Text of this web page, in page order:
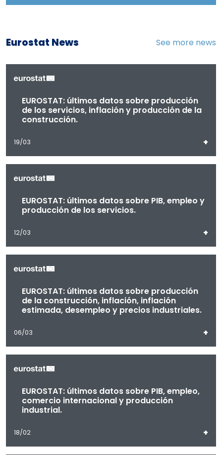
Eurostat News See more news
EUROSTAT: últimos datos sobre producción
de los servicios, inflación y producción de la
construcción.
19/03 +
EUROSTAT: últimos datos sobre PIB, empleo y
producción de los servicios.
12/03 +
EUROSTAT: últimos datos sobre producción
de la construcción, inflación, inflación
estimada, desempleo y precios industriales.
06/03 +
EUROSTAT: últimos datos sobre PIB, empleo,
comercio internacional y producción
industrial.
18/02 +